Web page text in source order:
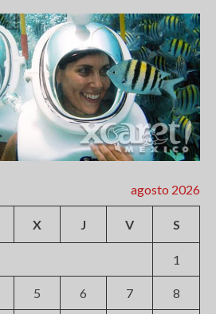
agosto 2026
X J V S
1
5 6 7 8